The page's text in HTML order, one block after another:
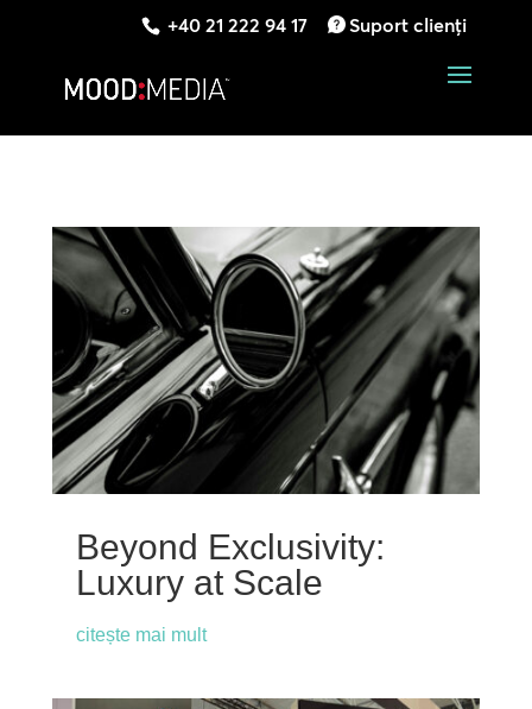
+40 21 222 94 17 Suport clienți
Beyond Exclusivity:
Luxury at Scale
citește mai mult